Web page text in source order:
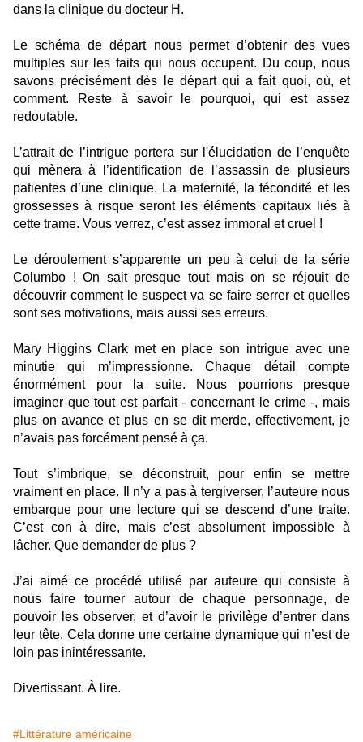
dans la clinique du docteur H.
Le schéma de départ nous permet d’obtenir des vues
multiples sur les faits qui nous occupent. Du coup, nous
savons précisément dès le départ qui a fait quoi, où, et
comment. Reste à savoir le pourquoi, qui est assez
redoutable.
L’attrait de l’intrigue portera sur l'élucidation de l’enquête
qui mènera à l’identification de l’assassin de plusieurs
patientes d’une clinique. La maternité, la fécondité et les
grossesses à risque seront les éléments capitaux liés à
cette trame. Vous verrez, c’est assez immoral et cruel !
Le déroulement s’apparente un peu à celui de la série
Columbo ! On sait presque tout mais on se réjouit de
découvrir comment le suspect va se faire serrer et quelles
sont ses motivations, mais aussi ses erreurs.
Mary Higgins Clark met en place son intrigue avec une
minutie qui m’impressionne. Chaque détail compte
énormément pour la suite. Nous pourrions presque
imaginer que tout est parfait - concernant le crime -, mais
plus on avance et plus en se dit merde, effectivement, je
n’avais pas forcément pensé à ça.
Tout s’imbrique, se déconstruit, pour enfin se mettre
vraiment en place. Il n’y a pas à tergiverser, l’auteure nous
embarque pour une lecture qui se descend d’une traite.
C’est con à dire, mais c’est absolument impossible à
lâcher. Que demander de plus ?
J’ai aimé ce procédé utilisé par auteure qui consiste à
nous faire tourner autour de chaque personnage, de
pouvoir les observer, et d’avoir le privilège d’entrer dans
leur tête. Cela donne une certaine dynamique qui n’est de
loin pas inintéressante.
Divertissant. À lire.
#Littérature américaine